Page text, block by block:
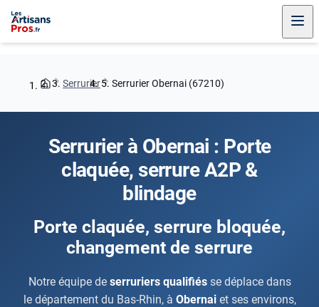
Serrurier Serrurier Obernai (67210)
Serrurier à Obernai : Porte
claquée, serrure A2P &
blindage
Porte claquée, serrure bloquée,
changement de serrure
Notre équipe de serruriers qualifiésse déplace dans
le département du Bas-Rhin, à Obernaiet ses environs,